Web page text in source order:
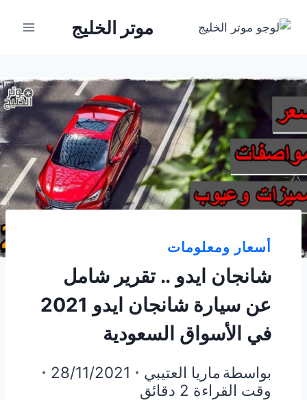
موتر الخليج
أسعار ومعلومات
شانجان ايدو .. تقرير شامل
عن سيارة شانجان ايدو 2021
في الأسواق السعودية
بواسطة ماريا العتيبي
28/11/2021
وقت القراءة
دقائق